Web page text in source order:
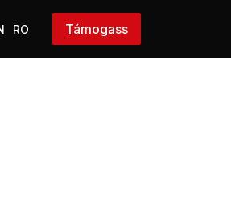
RO Támogass